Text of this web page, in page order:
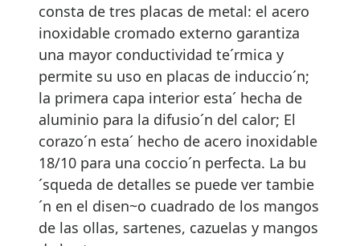
consta de tres placas de metal: el acero
inoxidable cromado externo garantiza
una mayor conductividad te´rmica y
permite su uso en placas de induccio´n;
la primera capa interior esta´ hecha de
aluminio para la difusio´n del calor; El
corazo´n esta´ hecho de acero inoxidable
18/10 para una coccio´n perfecta. La bu
´squeda de detalles se puede ver tambie
´n en el disen~o cuadrado de los mangos
de las ollas, sartenes, cazuelas y mangos